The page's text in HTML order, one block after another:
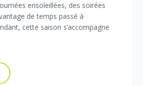
ensoleillées, des soirées
de temps passé à
cette saison s’accompagne